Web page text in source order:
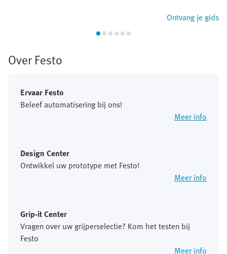
Ontvang je gids
Over Festo
Ervaar Festo
Beleef automatisering bij ons!
Meer info
Design Center
Ontwikkel uw prototype met Festo!
Meer info
Grip-it Center
Vragen over uw grijperselectie? Kom het testen bij
Festo
Meer info